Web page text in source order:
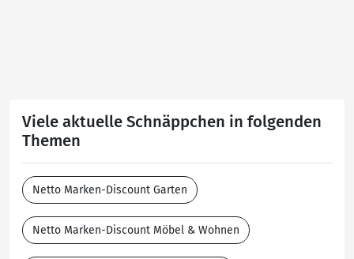
Viele aktuelle Schnäppchen in folgenden
Themen
Netto Marken-Discount Garten
Netto Marken-Discount Möbel & Wohnen